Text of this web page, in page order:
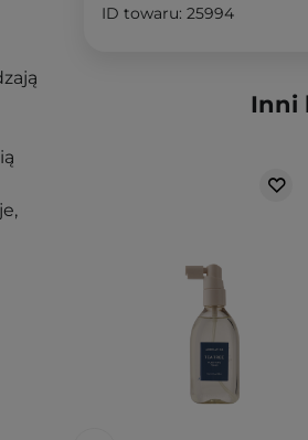
ID towaru: 25994
Inni